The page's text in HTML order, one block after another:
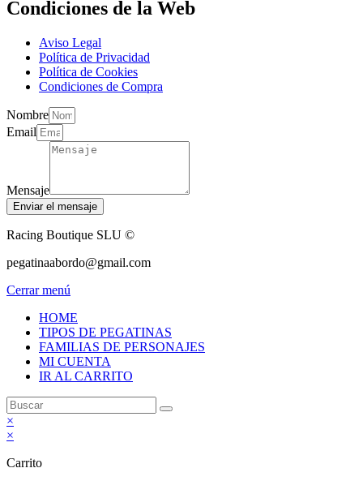
Condiciones de la Web
Aviso Legal
Política de Privacidad
Política de Cookies
Condiciones de Compra
Nombre
Email
Mensaje
Enviar el mensaje
Racing Boutique SLU ©
pegatinaabordo@gmail.com
Cerrar menú
HOME
TIPOS DE PEGATINAS
FAMILIAS DE PERSONAJES
MI CUENTA
IR AL CARRITO
×
×
Carrito